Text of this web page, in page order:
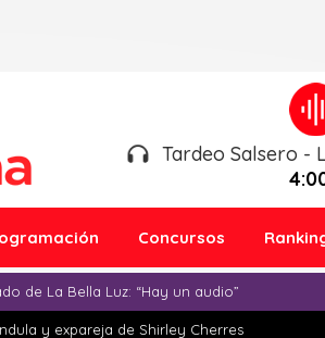
Tardeo Salsero -
Concursos
de La Bella Luz: “Hay un audio”
y expareja de Shirley Cherres